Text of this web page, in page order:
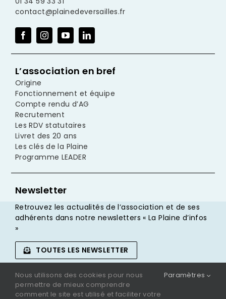
contact@plainedeversailles.fr
L’association en bref
Origine
Fonctionnement et équipe
Compte rendu d’AG
Recrutement
Les RDV statutaires
Livret des 20 ans
Les clés de la Plaine
Programme LEADER
Newsletter
Retrouvez les actualités de l’association et de ses
adhérents dans notre newsletters « La Plaine d’infos
»
TOUTES LES NEWSLETTER
JE M’INSCRIS
Nous utilisons des cookies pour nous
permettre de mieux comprendre
comment le site est utilisé et faciliter votre
Paramètres